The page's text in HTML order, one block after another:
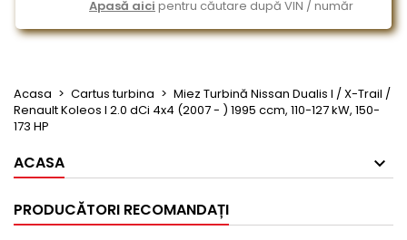
Apasă aici pentru căutare după VIN / număr
Acasa Cartus turbina
Miez Turbină Nissan Dualis I / X-Trail /
Renault Koleos I 2.0 dCi 4x4 (2007 - ) 1995 ccm, 110-127 kW, 150-
173 HP
ACASA
PRODUCĂTORI RECOMANDAȚI